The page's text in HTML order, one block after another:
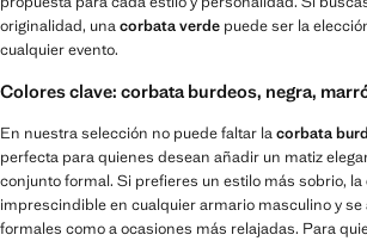
originalidad, unacorbata verde puede ser la
cualquier evento.
Colores clave: corbata burdeos, negra,
En nuestra selección no puede faltar lacorbata
perfecta para quienes desean añadir un matiz
conjunto formal. Si prefieres un estilo más sobrio, la
imprescindible en cualquier armario masculino y se
formales como a ocasiones más relajadas. Para